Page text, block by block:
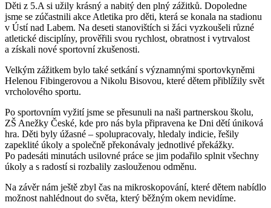
Děti z 5.A si užily krásný a nabitý den plný zážitků. Dopoledne
jsme se zúčastnili akce Atletika pro děti, která se konala na stadionu
v Ústí nad Labem. Na deseti stanovištích si žáci vyzkoušeli různé
atletické disciplíny, prověřili svou rychlost, obratnost i vytrvalost
a získali nové sportovní zkušenosti.
Velkým zážitkem bylo také setkání s významnými sportovkyněmi
Helenou Fibingerovou a Nikolu Bisovou, které dětem přiblížily svět
vrcholového sportu.
Po sportovním vyžití jsme se přesunuli na naši partnerskou školu,
ZŠ Anežky České, kde pro nás byla připravena ke Dni dětí úniková
hra. Děti byly úžasné – spolupracovaly, hledaly indicie, řešily
zapeklité úkoly a společně překonávaly jednotlivé překážky.
Po padesáti minutách usilovné práce se jim podařilo splnit všechny
úkoly a s radostí si rozbalily zaslouženou odměnu.
Na závěr nám ještě zbyl čas na mikroskopování, které dětem nabídlo
možnost nahlédnout do světa, který běžným okem nevidíme.